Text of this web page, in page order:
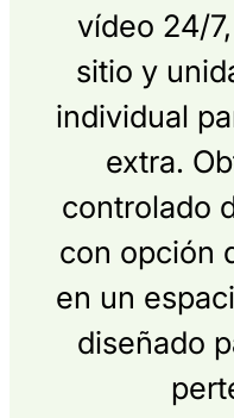
vídeo 24/
sitio y
individual
extra.
controlado
con opción
en un
diseñado